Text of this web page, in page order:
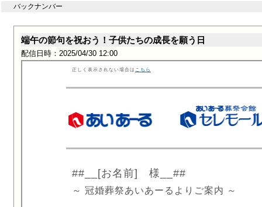
バックナンバー
端午の節句を祝おう！子供たちの成長を願う日
配信日時：2025/04/30 12:00